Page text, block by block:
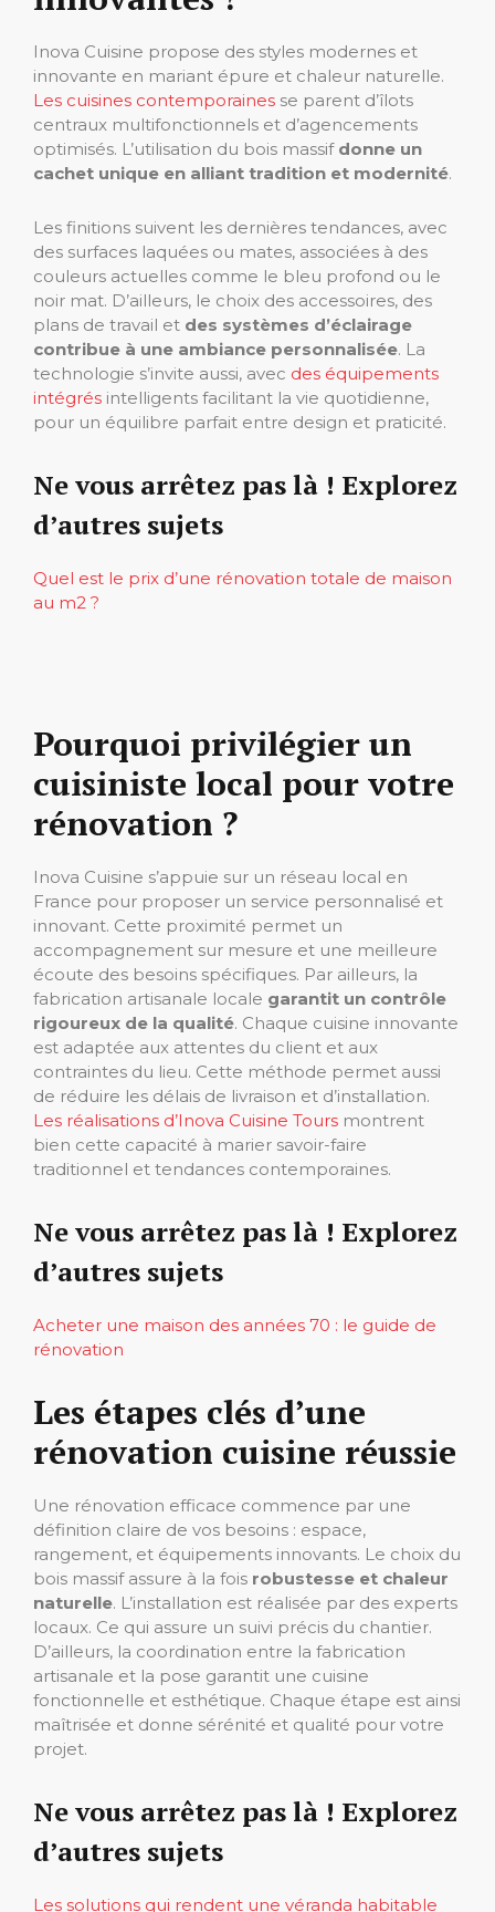
Inova Cuisine propose des styles modernes et
innovante en mariant épure et chaleur naturelle.
Les cuisines contemporaines se parent d’îlots
centraux multifonctionnels et d’agencements
optimisés. L’utilisation du bois massif donne un
cachet unique en alliant tradition et modernité.
Les finitions suivent les dernières tendances, avec
des surfaces laquées ou mates, associées à des
couleurs actuelles comme le bleu profond ou le
noir mat. D’ailleurs, le choix des accessoires, des
plans de travail et des systèmes d’éclairage
contribue à une ambiance personnalisée. La
technologie s’invite aussi, avec des équipements
intégrés intelligents facilitant la vie quotidienne,
pour un équilibre parfait entre design et praticité.
Ne vous arrêtez pas là ! Explorez
d’autres sujets
Quel est le prix d’une rénovation totale de maison
au m2 ?
Pourquoi privilégier un
cuisiniste local pour votre
rénovation ?
Inova Cuisine s’appuie sur un réseau local en
France pour proposer un service personnalisé et
innovant. Cette proximité permet un
accompagnement sur mesure et une meilleure
écoute des besoins spécifiques. Par ailleurs, la
fabrication artisanale locale garantit un contrôle
rigoureux de la qualité. Chaque cuisine innovante
est adaptée aux attentes du client et aux
contraintes du lieu. Cette méthode permet aussi
de réduire les délais de livraison et d’installation.
Les réalisations d’Inova Cuisine Tours montrent
bien cette capacité à marier savoir-faire
traditionnel et tendances contemporaines.
Ne vous arrêtez pas là ! Explorez
d’autres sujets
Acheter une maison des années 70 : le guide de
rénovation
Les étapes clés d’une
rénovation cuisine réussie
Une rénovation efficace commence par une
définition claire de vos besoins : espace,
rangement, et équipements innovants. Le choix du
bois massif assure à la fois robustesse et chaleur
naturelle. L’installation est réalisée par des experts
locaux. Ce qui assure un suivi précis du chantier.
D’ailleurs, la coordination entre la fabrication
artisanale et la pose garantit une cuisine
fonctionnelle et esthétique. Chaque étape est ainsi
maîtrisée et donne sérénité et qualité pour votre
projet.
Ne vous arrêtez pas là ! Explorez
d’autres sujets
Les solutions qui rendent une véranda habitable